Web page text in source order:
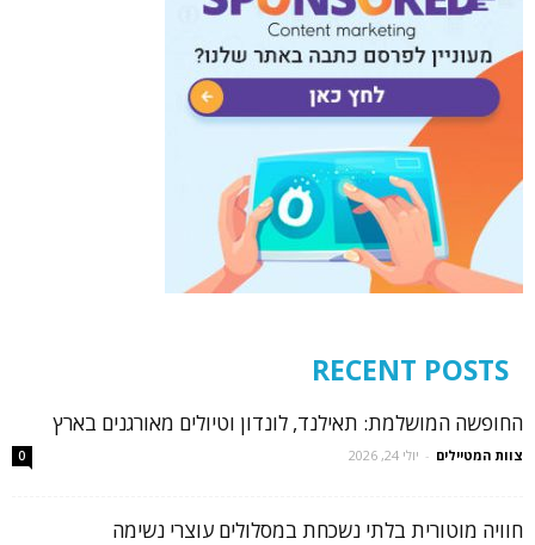
RECENT POSTS
החופשה המושלמת: תאילנד, לונדון וטיולים מאורגנים בארץ
צוות המטיילים - יולי 24, 2026 0
חוויה מוטורית בלתי נשכחת במסלולים עוצרי נשימה